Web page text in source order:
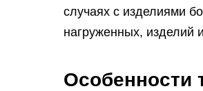
случаях с изделиями
нагруженных, изделий
Особенности